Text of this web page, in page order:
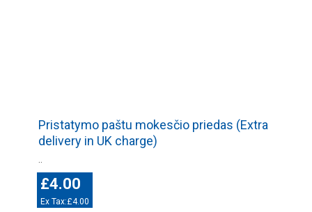
Pristatymo paštu mokesčio priedas (Extra
delivery in UK charge)
£4.00
Ex Tax:£4.00